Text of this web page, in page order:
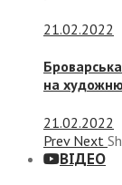
21.02.2022
на
21.02.2022
Prev Next
ВІДЕО